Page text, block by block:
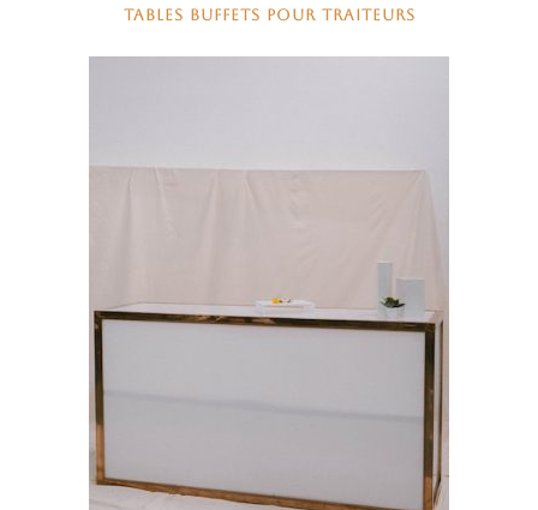
TABLES BUFFETS POUR TRAITEURS